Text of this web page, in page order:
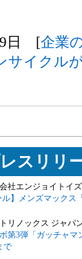
日 [企業
サイクル
スリリ
社エンジョイトイ
ル】メンズマック
リノックス ジャ
第3弾「ガッチャ
で